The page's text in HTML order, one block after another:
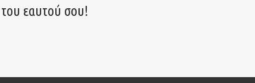
εαυτού σου!